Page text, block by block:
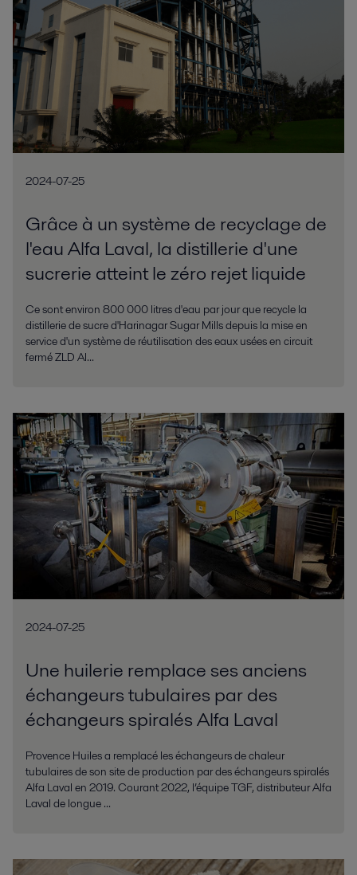
2024-07-25
Grâce à un système de recyclage de
l'eau Alfa Laval, la distillerie d'une
sucrerie atteint le zéro rejet liquide
Ce sont environ 800 000 litres d'eau par jour que recycle la
distillerie de sucre d'Harinagar Sugar Mills depuis la mise en
service d'un système de réutilisation des eaux usées en circuit
fermé ZLD Al...
2024-07-25
Une huilerie remplace ses anciens
échangeurs tubulaires par des
échangeurs spiralés Alfa Laval
Provence Huiles a remplacé les échangeurs de chaleur
tubulaires de son site de production par des échangeurs spiralés
Alfa Laval en 2019. Courant 2022, l’équipe TGF, distributeur Alfa
Laval de longue ...